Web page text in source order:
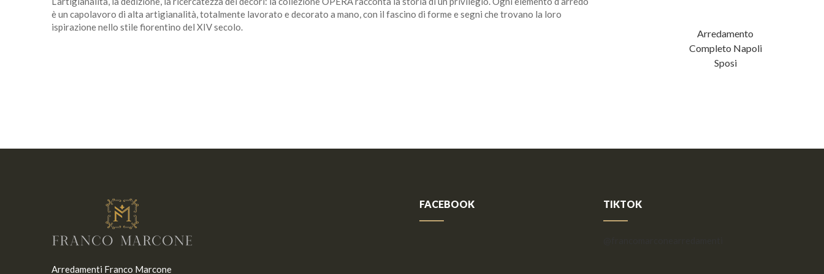
è un capolavoro di alta artigianalità, totalmente lavorato e decorato a mano, con il fascino di forme e segni che trovano la loro
ispirazione nello stile fiorentino del XIV secolo.
Arredamento
Completo Napoli
Sposi
Arredamenti Franco Marcone
FACEBOOK TIKTOK